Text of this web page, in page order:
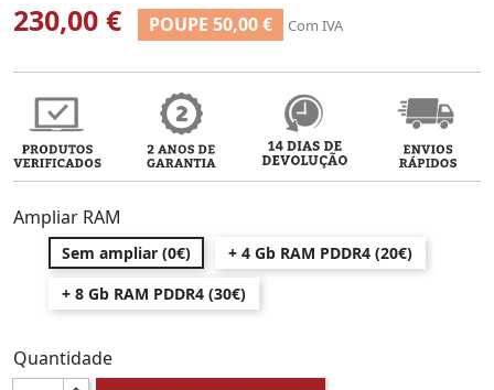
230,00 € POUPE 50,00 € Com IVA
Ampliar RAM
Sem ampliar (0€)
+ 4 Gb RAM PDDR4 (20€)
+ 8 Gb RAM PDDR4 (30€)
Quantidade